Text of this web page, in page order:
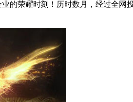
的荣耀时刻！历时数月，经过全